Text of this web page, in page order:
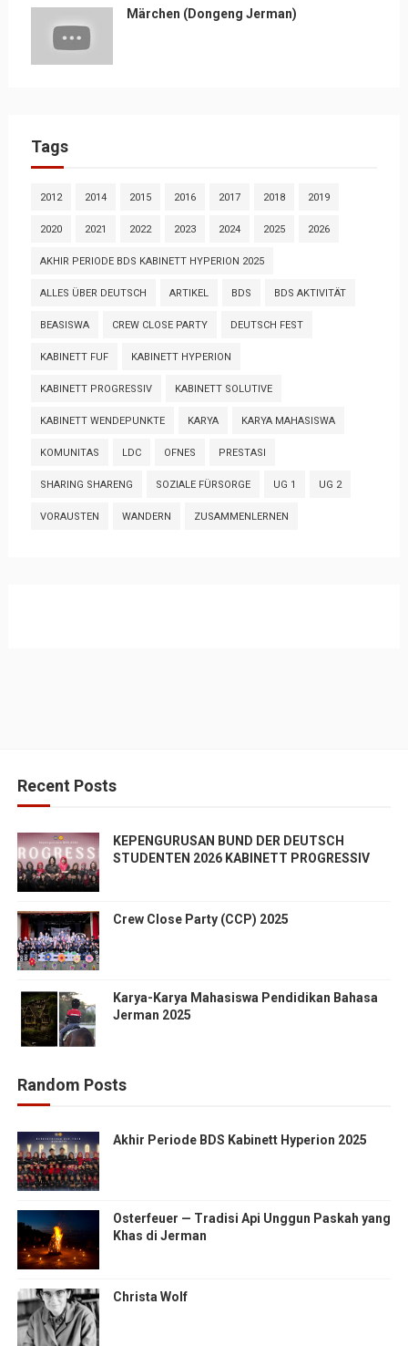
Märchen (Dongeng Jerman)
Tags
2012 2014 2015 2016 2017 2018 2019
2020 2021 2022 2023 2024 2025 2026
AKHIR PERIODE BDS KABINETT HYPERION 2025
ALLES ÜBER DEUTSCH ARTIKEL BDS BDS AKTIVITÄT
BEASISWA CREW CLOSE PARTY DEUTSCH FEST
KABINETT FUF KABINETT HYPERION
KABINETT PROGRESSIV KABINETT SOLUTIVE
KABINETT WENDEPUNKTE KARYA KARYA MAHASISWA
KOMUNITAS LDC OFNES PRESTASI
SHARING SHARENG SOZIALE FÜRSORGE UG 1 UG 2
VORAUSTEN WANDERN ZUSAMMENLERNEN
Recent Posts
KEPENGURUSAN BUND DER DEUTSCH
STUDENTEN 2026 KABINETT PROGRESSIV
Crew Close Party (CCP) 2025
Karya-Karya Mahasiswa Pendidikan Bahasa
Jerman 2025
Random Posts
Akhir Periode BDS Kabinett Hyperion 2025
Osterfeuer — Tradisi Api Unggun Paskah yang
Khas di Jerman
Christa Wolf